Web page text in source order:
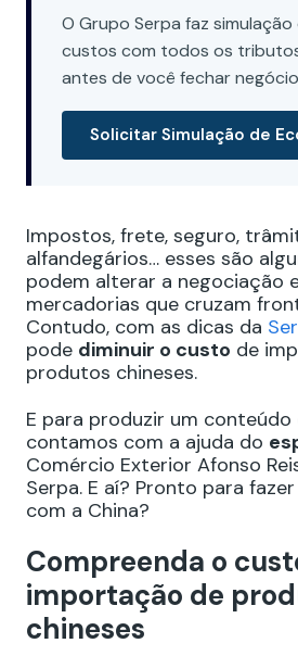
O Grupo Serpa faz
custos com todos os
antes de você fechar
Solicitar Simulação de
Impostos, frete, seguro,
alfandegários… esses são
podem alterar a negociação
mercadorias que cruzam
Contudo, com as dicas da
pode diminuir o custo de
produtos chineses.
E para produzir um
contamos com a ajuda do
Comércio Exterior Afonso
Serpa. E aí? Pronto para
com a China?
Compreenda o
importação de
chineses